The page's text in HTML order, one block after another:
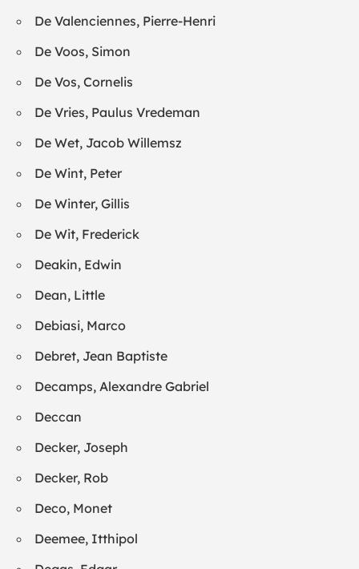
De Valenciennes, Pierre-Henri
De Voos, Simon
De Vos, Cornelis
De Vries, Paulus Vredeman
De Wet, Jacob Willemsz
De Wint, Peter
De Winter, Gillis
De Wit, Frederick
Deakin, Edwin
Dean, Little
Debiasi, Marco
Debret, Jean Baptiste
Decamps, Alexandre Gabriel
Deccan
Decker, Joseph
Decker, Rob
Deco, Monet
Deemee, Itthipol